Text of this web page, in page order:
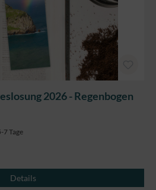
2026 - Regenbogen
7 Tage
Details